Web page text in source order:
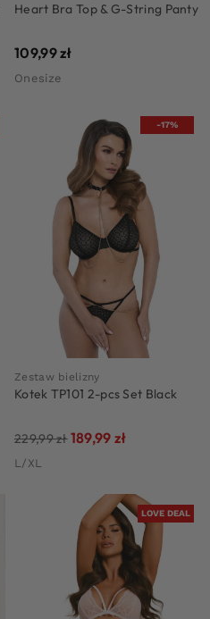
Heart Bra Top & G-String Panty
109,99zł
Onesize
-17%
Zestaw bielizny
Kotek TP101 2-pcs Set Black
229,99zł189,99 zł
L/XL
LOVE DEAL